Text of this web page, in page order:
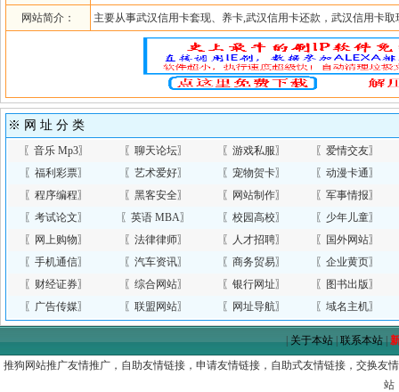
网站简介： 主要从事武汉信用卡套现、养卡,武汉信用卡还款，武汉信用卡取
※ 网 址 分 类
〖 音乐 Mp3〗 〖 聊天论坛〗 〖 游戏私服〗 〖 爱情交友〗
〖 福利彩票〗 〖 艺术爱好〗 〖 宠物贺卡〗 〖 动漫卡通〗
〖 程序编程〗 〖 黑客安全〗 〖 网站制作〗 〖 军事情报〗
〖 考试论文〗 〖 英语 MBA〗 〖 校园高校〗 〖 少年儿童〗
〖
网上购物〗 〖 法律律师〗 〖 人才招聘〗 〖 国外网站〗
〖 手机通信〗 〖 汽车资讯〗 〖 商务贸易〗 〖 企业黄页〗
〖 财经证券〗 〖 综合网站〗 〖 银行网址〗 〖 图书出版〗
〖 广告传媒〗 〖 联盟网站〗 〖 网址导航〗 〖 域名主机〗
|关于本站|联系本站|
推狗网站推广友情推广，自助友情链接，申请友情链接，自助式友情链接，交换友
站